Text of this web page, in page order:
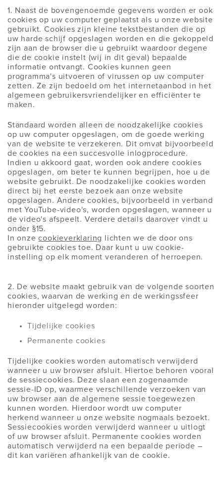
1. Naast de bovengenoemde gegevens worden er ook
cookies op uw computer geplaatst als u onze website
gebruikt. Cookies zijn kleine tekstbestanden die op
uw harde schijf opgeslagen worden en die gekoppeld
zijn aan de browser die u gebruikt waardoor degene
die de cookie instelt (wij in dit geval) bepaalde
informatie ontvangt. Cookies kunnen geen
programma's uitvoeren of virussen op uw computer
zetten. Ze zijn bedoeld om het internetaanbod in het
algemeen gebruikersvriendelijker en efficiënter te
maken.
Standaard worden alleen de noodzakelijke cookies
op uw computer opgeslagen, om de goede werking
van de website te verzekeren. Dit omvat bijvoorbeeld
de cookies na een succesvolle inlogprocedure.
Indien u akkoord gaat, worden ook andere cookies
opgeslagen, om beter te kunnen begrijpen, hoe u de
website gebruikt. De noodzakelijke cookies worden
direct bij het eerste bezoek aan onze website
opgeslagen. Andere cookies, bijvoorbeeld in verband
met YouTube-video's, worden opgeslagen, wanneer u
de video's afspeelt. Verdere details daarover vindt u
onder §15.
In onzecookieverklaring
lichten we de door ons
gebruikte cookies toe. Daar kunt u uw cookie-
instelling op elk moment veranderen of herroepen.
2. De website maakt gebruik van de volgende soorten
cookies, waarvan de werking en de werkingssfeer
hieronder uitgelegd worden:
Tijdelijke cookies
Permanente cookies
Tijdelijke cookies worden automatisch verwijderd
wanneer u uw browser afsluit. Hiertoe behoren vooral
de sessiecookies. Deze slaan een zogenaamde
sessie-ID op, waarmee verschillende verzoeken van
uw browser aan de algemene sessie toegewezen
kunnen worden. Hierdoor wordt uw computer
herkend wanneer u onze website nogmaals bezoekt.
Sessiecookies worden verwijderd wanneer u uitlogt
of uw browser afsluit. Permanente cookies worden
automatisch verwijderd na een bepaalde periode –
dit kan variëren afhankelijk van de cookie.